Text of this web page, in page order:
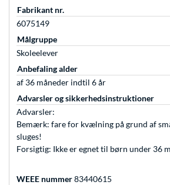
Fabrikant nr.
6075149
Målgruppe
Skoleelever
Anbefaling alder
af 36 måneder indtil 6 år
Advarsler og sikkerhedsinstruktioner
Advarsler:
Bemærk: fare for kvælning på grund af
sluges!
Forsigtig: Ikke er egnet til børn under 36
WEEE nummer83440615